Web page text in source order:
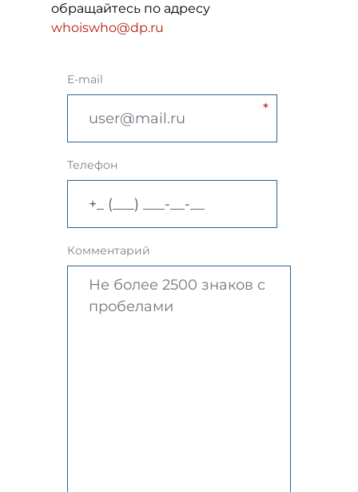
обращайтесь по адресу
whoiswho@dp.ru
E-mail
Телефон
Комментарий